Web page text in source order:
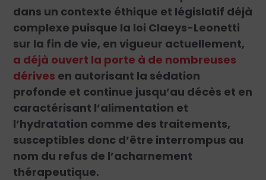
dans un contexte éthique et législatif déjà
complexe puisque la loi Claeys-Leonetti
sur la fin de vie, en vigueur actuellement,
a déjà ouvert la porte à de nombreuses
dérives en autorisant la sédation
profonde et continue jusqu’au décès et en
caractérisant l’alimentation et
l’hydratation comme des traitements,
susceptibles donc d’être interrompus au
nom du refus de l’acharnement
thérapeutique.